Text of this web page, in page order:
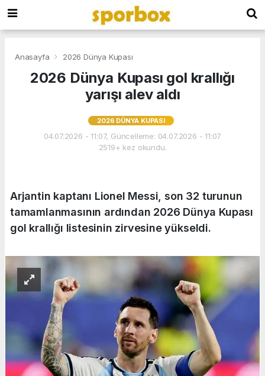
Anasayfa 2026 Dünya Kupası
2026 Dünya Kupası gol krallığı
yarışı alev aldı
2026 DÜNYA KUPASI
04.07.2026 - 11:07, Güncelleme: 04.07.2026 - 11:07
2519+ kez okundu.
Arjantin kaptanı Lionel Messi, son 32 turunun
tamamlanmasının ardından 2026 Dünya Kupası
gol krallığı listesinin zirvesine yükseldi.